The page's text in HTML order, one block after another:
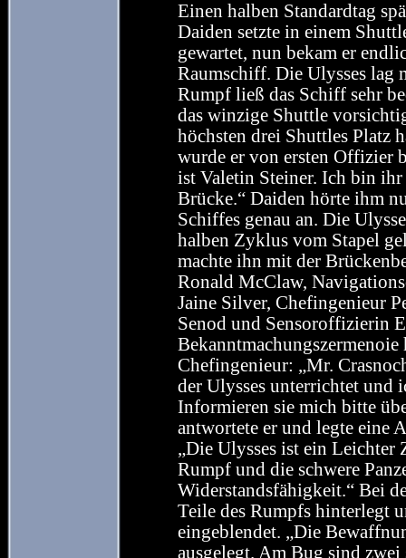
Einen halben Standardtag
Daiden setzte in einem
gewartet, nun bekam er
Raumschiff. Die Ulysses lag
Rumpf ließ das Schiff sehr
das winzige Shuttle
höchsten drei Shuttles Platz
wurde er von ersten Offizier
ist Valetin Steiner. Ich bin
Brücke.“ Daiden hörte ihm
Schiffes genau an. Die
halben Zyklus vom Stapel
machte ihn mit der
Ronald McClaw,
Jaine Silver, Chefingenieur
Senod und Sensoroffizierin
Chefingenieur: „Mr.
der Ulysses unterrichtet und
Informieren sie mich bitte
antwortete er und legte eine
„Die Ulysses ist ein Leichter
Rumpf und die schwere
Widerstandsfähigkeit.“ Bei
Teile des Rumpfs hinterlegt
eingeblendet. „Die
ausgelegt. Am Bug sind